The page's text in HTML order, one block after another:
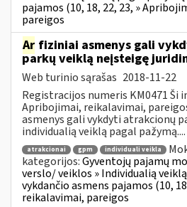
pajamos (10, 18, 22, 23, »
pareigos
Ar fiziniai asmenys gali
parkų veiklą neįsteigę
Web turinio sąrašas 2018-11-22
Registracijos numeris KM0471 Ši
Apribojimai, reikalavimai,
asmenys gali vykdyti atrakcionų
individualią veiklą pagal pažymą....
atrakcionai gpm individuali veikla
kategorijos:Gyventojų pajamų
verslo/ veiklos » Individualią
vykdančio asmens pajamos (10,
reikalavimai, pareigos